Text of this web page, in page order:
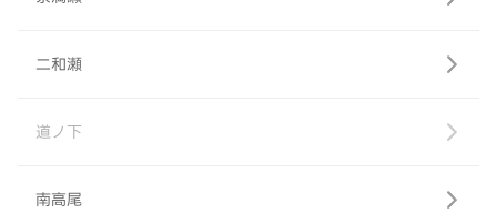
二和瀬
道ノ下
南高尾